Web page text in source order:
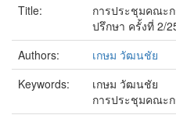
Title:
การประชุมคณะ
ปรึกษา ครั้งที่ 2/
Authors:
เกษม วัฒนชัย
Keywords:
เกษม วัฒนชัย
การประชุมคณะ